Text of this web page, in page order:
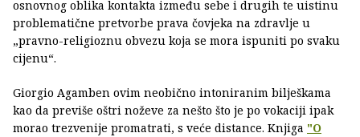
osnovnog oblika kontakta između sebe i drugih te uistinu
problematične pretvorbe prava čovjeka na zdravlje u
„pravno-religioznu obvezu koja se mora ispuniti po svaku
cijenu“.
Giorgio Agamben ovim neobično intoniranim bilješkama
kao da previše oštri noževe za nešto što je po vokaciji ipak
morao trezvenije promatrati, s veće distance. Knjiga "O